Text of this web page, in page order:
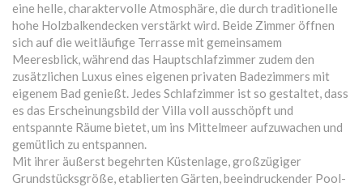
eine helle, charaktervolle Atmosphäre, die durch traditionelle
hohe Holzbalkendecken verstärkt wird. Beide Zimmer öffnen
sich auf die weitläufige Terrasse mit gemeinsamem
Meeresblick, während das Hauptschlafzimmer zudem den
zusätzlichen Luxus eines eigenen privaten Badezimmers mit
eigenem Bad genießt. Jedes Schlafzimmer ist so gestaltet, dass
es das Erscheinungsbild der Villa voll ausschöpft und
entspannte Räume bietet, um ins Mittelmeer aufzuwachen und
gemütlich zu entspannen.
Mit ihrer äußerst begehrten Küstenlage, großzügiger
Grundstücksgröße, etablierten Gärten, beeindruckender Pool-